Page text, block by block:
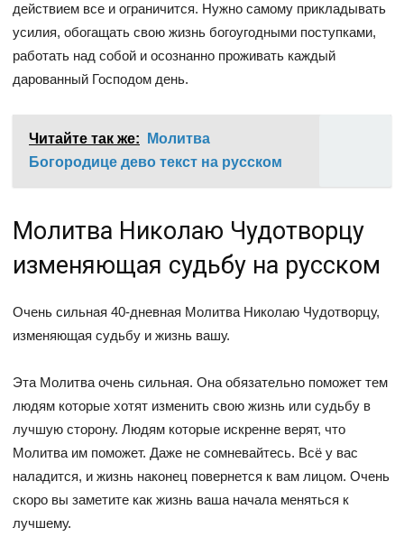
действием все и ограничится. Нужно самому прикладывать
усилия, обогащать свою жизнь богоугодными поступками,
работать над собой и осознанно проживать каждый
дарованный Господом день.
Читайте так же:
Молитва
Богородице дево текст на русском
Молитва Николаю Чудотворцу
изменяющая судьбу на русском
Очень сильная 40-дневная Молитва Николаю Чудотворцу,
изменяющая судьбу и жизнь вашу.
Эта Молитва очень сильная. Она обязательно поможет тем
людям которые хотят изменить свою жизнь или судьбу в
лучшую сторону. Людям которые искренне верят, что
Молитва им поможет. Даже не сомневайтесь. Всё у вас
наладится, и жизнь наконец повернется к вам лицом. Очень
скоро вы заметите как жизнь ваша начала меняться к
лучшему.